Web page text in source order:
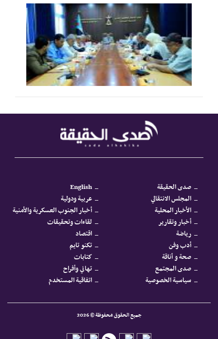
صدى الحقيقة
English
المجلس الانتقالي
عربية ودولية
الأخبار المحلية
أخبار الجنوب العسكرية والأمنية
أخبار وتقارير
لقاءات وتحقيقات
رياضة
اقتصاد
أدب وفن
تكنو تايم
صحة و أناقة
كتابات
صدى المجتمع
تهاني وأفراح
سياسية الخصوصية
اتفاقية المستخدم
جميع الحقوق محفوظة © 2026